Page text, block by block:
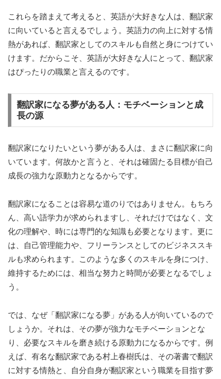
これらを踏まえて考えると、英語が大好きな人は、翻訳家
に向いていると言えるでしょう。英語力の向上に対する情
熱があれば、翻訳家としてのスキルも自然と身につけてい
けます。だからこそ、英語が大好きな人にとって、翻訳家
はぴったりの職業と言えるのです。
翻訳家になる夢がある人：モチベーションと成
長の源
翻訳家になりたいという夢がある人は、まさに翻訳家に向
いています。何故かと言うと、それは確固たる目標が自己
成長の強力な原動力となるからです。
翻訳家になることは容易な道のりではありません。もちろ
ん、高い語学力が求められますし、それだけではなく、文
化の理解や、時には専門的な知識も必要となります。更に
は、自己管理能力や、フリーランスとしてのビジネススキ
ルも求められます。このような多くのスキルを身につけ、
維持するためには、相当な努力と時間が必要となるでしょ
う。
では、なぜ「翻訳家になる夢」がある人が向いているので
しょうか。それは、その夢が強力なモチベーションとな
り、必要なスキルを磨き続ける原動力になるからです。例
えば、有名な翻訳家である村上春樹氏は、その著書で翻訳
に対する情熱と、自分自身が翻訳家という職業を目指す夢